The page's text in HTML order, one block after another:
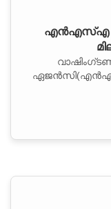
എന്‍എസ്എ
എന്‍എസ് എ